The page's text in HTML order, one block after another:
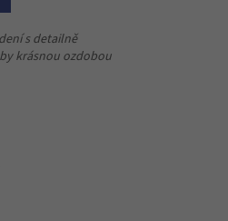
s detailně
krásnou ozdobou